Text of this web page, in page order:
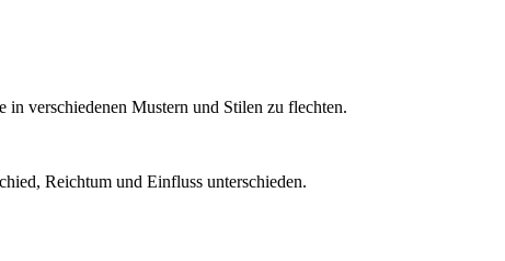
verschiedenen Mustern und Stilen zu flechten.
Reichtum und Einfluss unterschieden.